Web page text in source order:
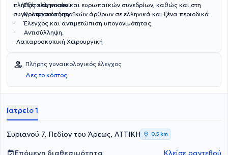
πλήθος ελληνικών και ευρωπαϊκών συνεδρίων, καθώς και στη
συγγραφή ακαδημαϊκών άρθρων σε ελληνικά και ξένα περιοδικά.
· Εξέταση μαστού.
· Κολποσκόπηση.
· Έλεγχος και αντιμετώπιση υπογονιμότητας.
· Αντισύλληψη.
· Λαπαροσκοπική Χειρουργική
Πλήρης γυναικολογικός έλεγχος
Δες το κόστος
Ιατρείο 1
Συριανού 7, Πεδίον του Άρεως, ΑΤΤΙΚΗ 0,5 km
Επόμενη διαθεσιμότητα Κλείσε ραντεβού